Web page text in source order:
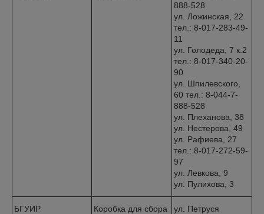
888-528
ул. Ложинская, 22
тел.: 8-017-283-49-
11
ул. Голодеда, 7 к.2
тел.: 8-017-340-20-
90
ул. Шпилевского,
60 тел.: 8-044-7-
888-528
ул. Плеханова, 38
ул. Нестерова, 49
ул. Рафиева, 27
тел.: 8-017-272-59-
97
ул. Левкова, 9
ул. Пулихова, 3
БГУИР
Коробка для сбора
ул. Петруся